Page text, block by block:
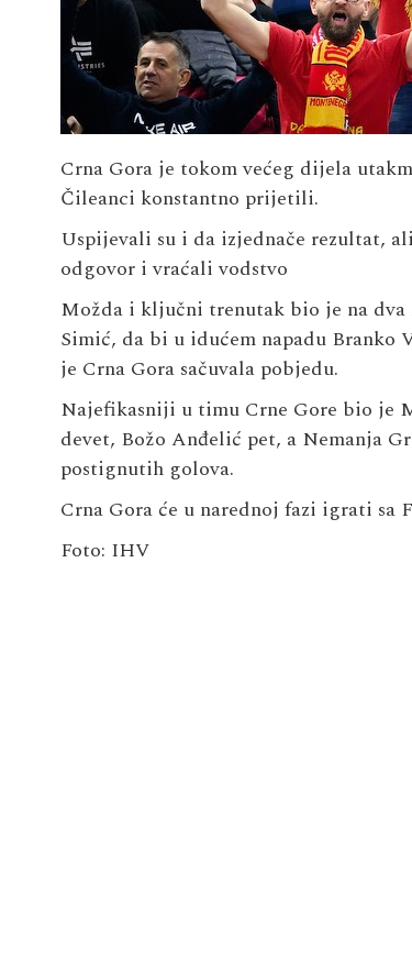
Crna Gora je tokom većeg dijela
Čileanci konstantno prijetili.
Uspijevali su i da izjednače rezultat,
odgovor i vraćali vodstvo
Možda i ključni trenutak bio je na
Simić, da bi u idućem napadu Branko
je Crna Gora sačuvala pobjedu.
Najefikasniji u timu Crne Gore bio je
devet, Božo Anđelić pet, a Nemanja
postignutih golova.
Crna Gora će u narednoj fazi igrati sa
Foto: IHV